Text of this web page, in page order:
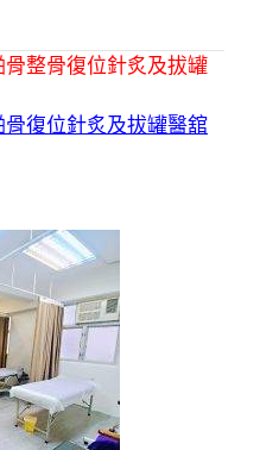
整骨復位針炙及拔罐
復位針炙及拔罐醫舘